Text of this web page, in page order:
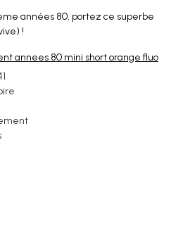
années 80, portez ce superbe
!